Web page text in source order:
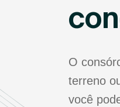
O
terreno
você